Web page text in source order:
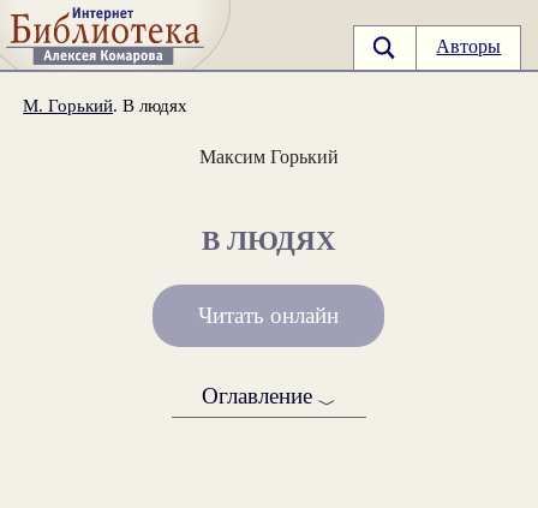
Авторы
М. Горький. В людях
Максим Горький
В ЛЮДЯХ
Читать онлайн
Оглавление ﹀